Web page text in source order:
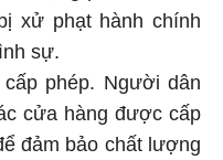
xử phạt hành chính
sự.
phép. Người dân
cửa hàng được cấp
đảm bảo chất lượng